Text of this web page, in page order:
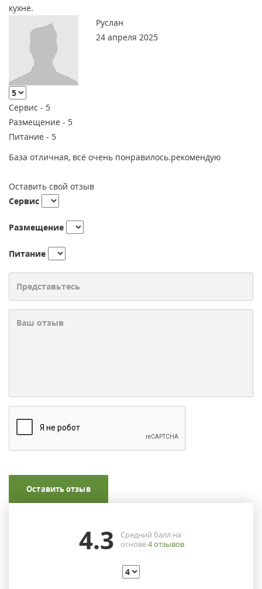
кухне.
Руслан
24 апреля 2025
Сервис - 5
Размещение - 5
Питание - 5
База отличная, всё очень понравилось.рекомендую
Оставить свой отзыв
Сервис
Размещение
Питание
Оставить отзыв
4.3
Средний балл на
основе4отзывов